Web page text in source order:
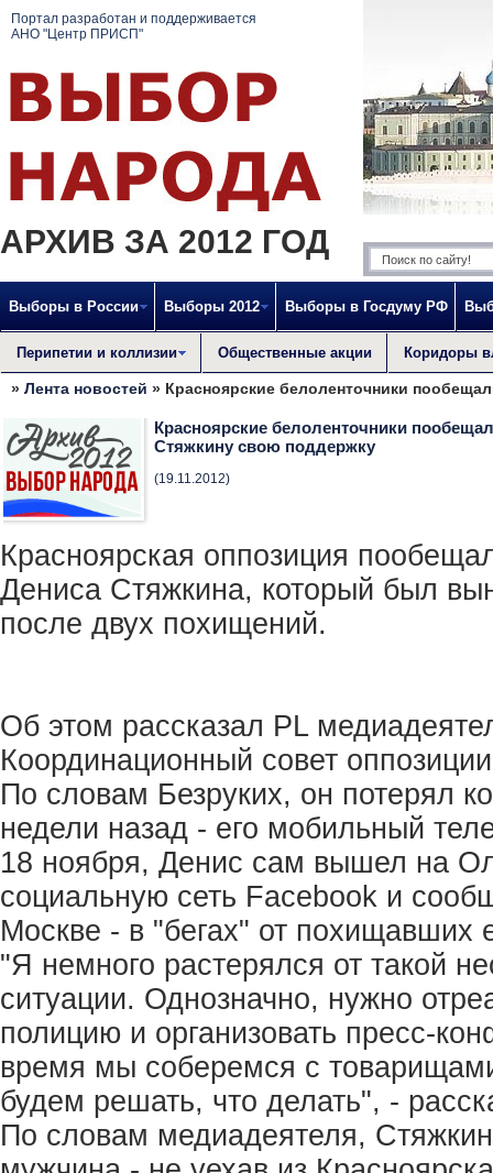
Портал разработан и поддерживается
АНО "Центр ПРИСП"
АРХИВ ЗА 2012 ГОД
Выборы в России Выборы 2012 Выборы в Госдуму РФ
Перипетии и коллизии Общественные акции Коридоры
» Лента новостей » Красноярские белоленточники
Красноярские белоленточники
Стяжкину свою поддержку
(19.11.2012)
Красноярская оппозиция
Дениса Стяжкина, который был
после двух похищений.
Об этом рассказал PL
Координационный совет
По словам Безруких, он потерял
недели назад - его мобильный
18 ноября, Денис сам вышел на
социальную сеть Facebook и
Москве - в "бегах" от похищавших
"Я немного растерялся от такой
ситуации. Однозначно, нужно
полицию и организовать пресс-
время мы соберемся с
будем решать, что делать", -
По словам медиадеятеля,